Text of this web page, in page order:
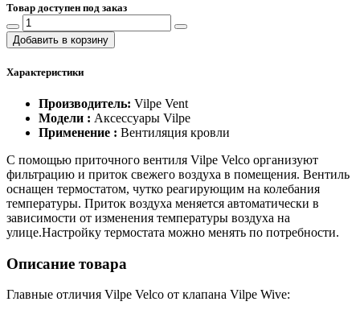
Товар доступен под заказ
Добавить в корзину
Характеристики
Производитель: Vilpe Vent
Модели : Аксессуары Vilpe
Применение : Вентиляция кровли
С помощью приточного вентиля Vilpe Velco организуют
фильтрацию и приток свежего воздуха в помещения. Вентиль
оснащен термостатом, чутко реагирующим на колебания
температуры. Приток воздуха меняется автоматически в
зависимости от изменения температуры воздуха на
улице.Настройку термостата можно менять по потребности.
Описание товара
Главные отличия Vilpe Velco от клапана Vilpe Wive: